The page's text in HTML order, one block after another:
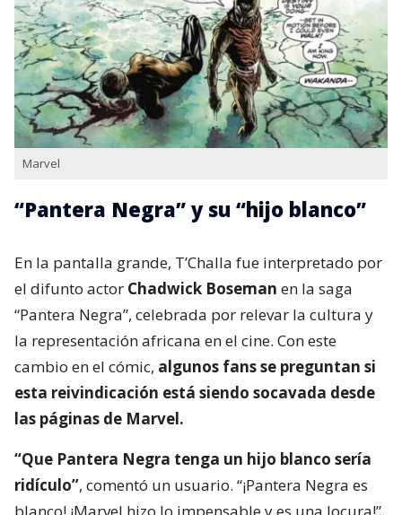
Marvel
“Pantera Negra” y su “hijo blanco”
En la pantalla grande, T’Challa fue interpretado por
el difunto actor Chadwick Boseman en la saga
“Pantera Negra”, celebrada por relevar la cultura y
la representación africana en el cine. Con este
cambio en el cómic, algunos fans se preguntan si
esta reivindicación está siendo socavada desde
las páginas de Marvel.
“Que Pantera Negra tenga un hijo blanco sería
ridículo”, comentó un usuario. “¡Pantera Negra es